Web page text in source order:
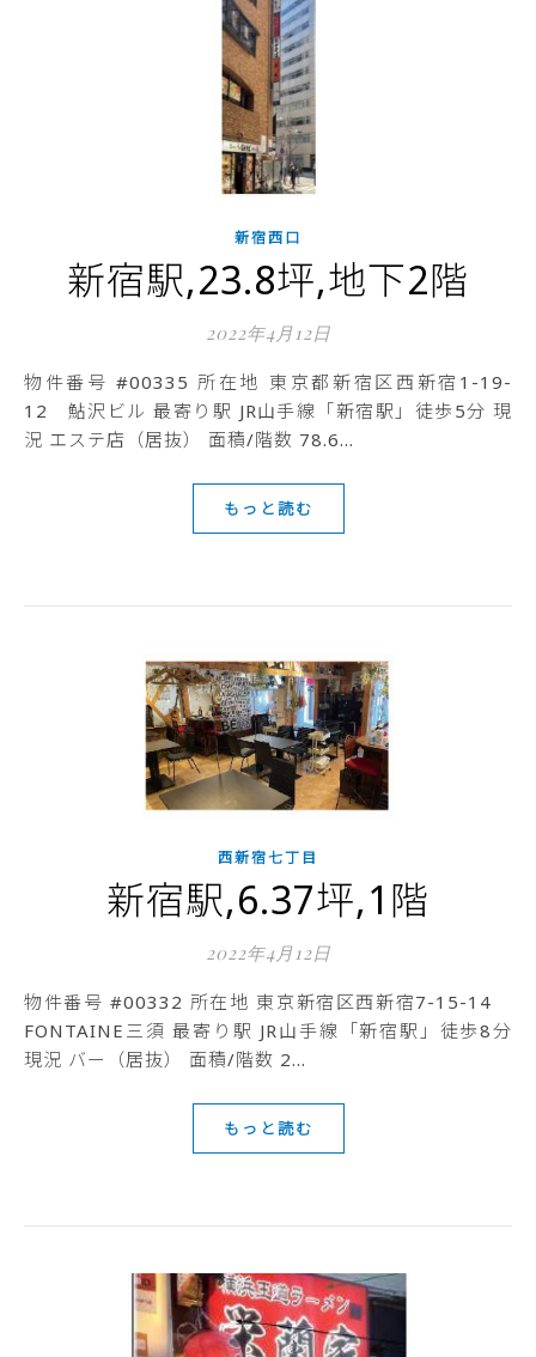
新宿西口
新宿駅,23.8坪,地下2階
2022年4月12日
物件番号 #00335 所在地 東京都新宿区西新宿1-19-
12 鮎沢ビル 最寄り駅 JR山手線「新宿駅」徒歩5分 現
況 エステ店（居抜） 面積/階数 78.6…
もっと読む
西新宿七丁目
新宿駅,6.37坪,1階
2022年4月12日
物件番号 #00332 所在地 東京新宿区西新宿7-15-14
FONTAINE三須 最寄り駅 JR山手線「新宿駅」徒歩8分
現況 バー（居抜） 面積/階数 2…
もっと読む